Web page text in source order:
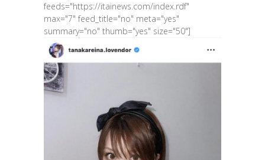
feeds="https://itainews.com/index.rdf"
max="7" feed_title="no" meta="yes"
summary="no" thumb="yes" size="50"]